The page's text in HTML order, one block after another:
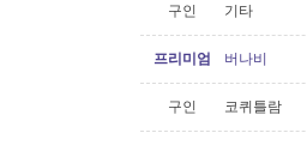
구인 기타
프리미엄 버나비
구인 코퀴틀람